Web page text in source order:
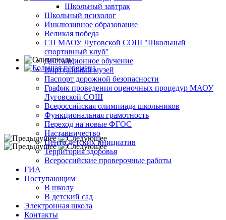
Школьный завтрак
Школьный психолог
Инклюзивное образование
Великая победа
СП МАОУ Луговской СОШ "Школьный
спортивный клуб"
Дистанционное обучение
Виртуальный музей
Паспорт дорожной безопасности
График проведения оценочных процедур МАОУ
Луговской СОШ
Всероссийская олимпиада школьников
Функциональная грамотность
Переход на новые ФГОС
Наставничество
Центр детских инициатив
Территория здоровья
Всероссийские проверочные работы
ГИА
Поступающим
В школу
В детский сад
Электронная школа
Контакты